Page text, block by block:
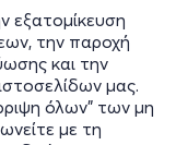
εξατομίκευση
την παροχή
και την
μας.
όλων" των μη
με τη